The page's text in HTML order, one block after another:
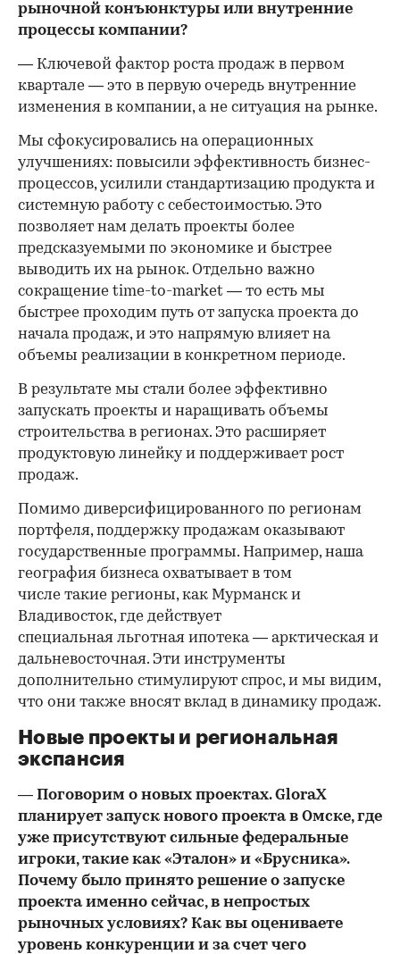
рыночной конъюнктуры или внутренние
процессы компании?
— Ключевой фактор роста продаж в первом
квартале — это в первую очередь внутренние
изменения в компании, а не ситуация на рынке.
Мы сфокусировались на операционных
улучшениях: повысили эффективность бизнес-
процессов, усилили стандартизацию продукта и
системную работу с себестоимостью. Это
позволяет нам делать проекты более
предсказуемыми по экономике и быстрее
выводить их на рынок. Отдельно важно
сокращение time-to-market — то есть мы
быстрее проходим путь от запуска проекта до
начала продаж, и это напрямую влияет на
объемы реализации в конкретном периоде.
В результате мы стали более эффективно
запускать проекты и наращивать объемы
строительства в регионах. Это расширяет
продуктовую линейку и поддерживает рост
продаж.
Помимо диверсифицированного по регионам
портфеля, поддержку продажам оказывают
государственные программы. Например, наша
география бизнеса охватывает в том
числе такие регионы, как Мурманск и
Владивосток, где действует
специальная льготная ипотека — арктическая и
дальневосточная. Эти инструменты
дополнительно стимулируют спрос, и мы видим,
что они также вносят вклад в динамику продаж.
Новые проекты и региональная
экспансия
— Поговорим о новых проектах. GloraX
планирует запуск нового проекта в Омске, где
уже присутствуют сильные федеральные
игроки, такие как «Эталон» и «Брусника».
Почему было принято решение о запуске
проекта именно сейчас, в непростых
рыночных условиях? Как вы оцениваете
уровень конкуренции и за счет чего